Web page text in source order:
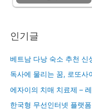
인기글
베트남 다낭 숙소 추천 신
독사에 물리는 꿈, 로또사
에자이의 치매 치료제 –
한국형 무선인터넷 플랫